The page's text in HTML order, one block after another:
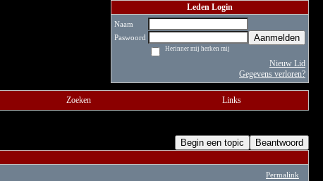
Leden Login
Naam
Paswoord
Aanmelden
Herinner mij herken mij
Nieuw Lid
Gegevens verloren?
Zoeken Links
Begin een topic Beantwoord
Permalink